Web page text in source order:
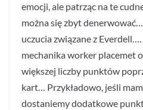
emocji, ale patrząc na te
można się zbyt
uczucia związane z
mechanika worker placemet
większej liczby punktów
kart… Przykładowo, jeśli
dostaniemy dodatkowe